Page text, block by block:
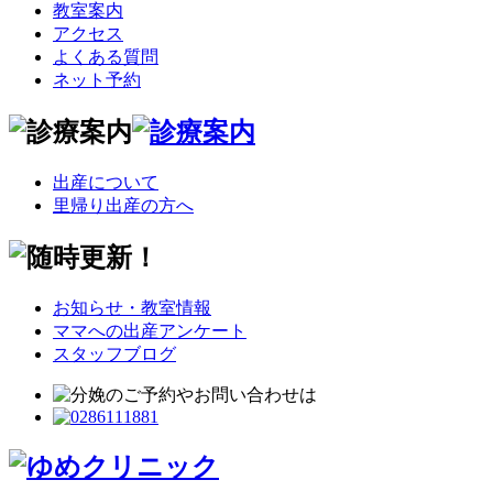
教室案内
アクセス
よくある質問
ネット予約
出産について
里帰り出産の方へ
お知らせ・教室情報
ママへの出産アンケート
スタッフブログ